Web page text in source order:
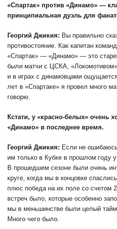
«Спартак» против «Динамо» —
принципиальная дуэль для
Георгий Джикия: Вы правильно
противостояние. Как капитан
«Спартак» — «Динамо» — это
были матчи с ЦСКА,
и в играх с динамовцами
лет в «Спартаке» я провел много
говорю.
Кстати, у «красно-белых» очень
«Динамо» в последнее время.
Георгий Джикия: Если не
им только в Кубке в прошлом году
В прошедшем сезоне были очень
круге, когда мы в концовке
плюс победа на их поле со счетом
встреч было, которые особенно
мы в меньшинстве были целый
Много чего было.